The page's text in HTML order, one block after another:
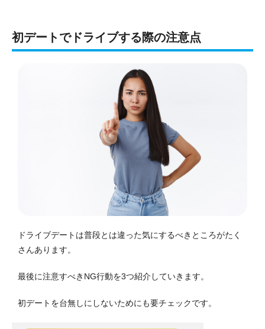
初デートでドライブする際の注意点
ドライブデートは普段とは違った気にするべきところがたく
さんあります。
最後に注意すべきNG行動を3つ紹介していきます。
初デートを台無しにしないためにも要チェックです。